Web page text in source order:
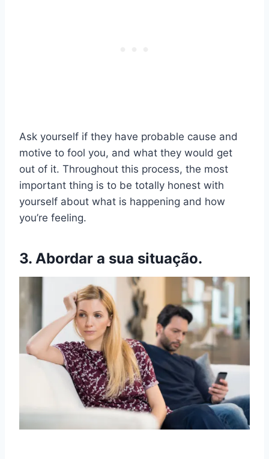
Ask yourself if they have probable cause and
motive to fool you, and what they would get
out of it. Throughout this process, the most
important thing is to be totally honest with
yourself about what is happening and how
you’re feeling.
3. Abordar a sua situação.